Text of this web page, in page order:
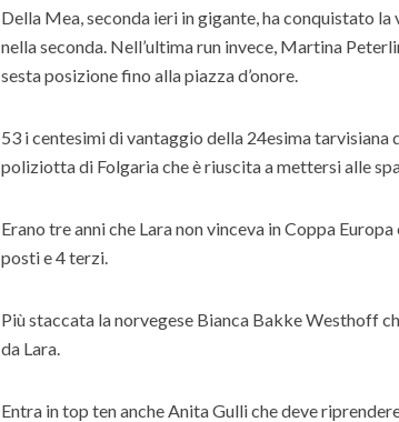
Della Mea, seconda ieri in gigante, ha conquistato
nella seconda. Nell’ultima run invece, Martina
sesta posizione fino alla piazza d’onore.
53 i centesimi di vantaggio della 24esima
poliziotta di Folgaria che è riuscita a mettersi alle
Erano tre anni che Lara non vinceva in Coppa
posti e 4 terzi.
Più staccata la norvegese Bianca Bakke Westhoff
da Lara.
Entra in top ten anche Anita Gulli che deve